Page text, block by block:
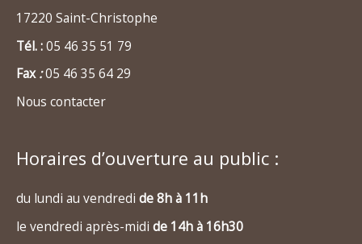
17220 Saint-Christophe
Tél. :05 46 35 51 79
Fax:05 46 35 64 29
Nous contacter
Horaires d’ouverture au public :
du lundi au vendredi de 8h à 11h
le vendredi après-midi de 14h à 16h30